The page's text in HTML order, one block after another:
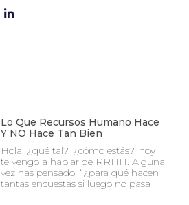
Lo Que Recursos Humano Hace
Y NO Hace Tan Bien
Hola, ¿qué tal?, ¿cómo estás?, hoy
te vengo a hablar de RRHH. Alguna
vez has pensado: “¿para qué hacen
tantas encuestas si luego no pasa